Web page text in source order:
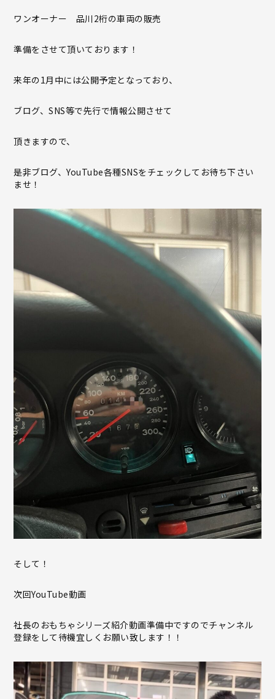
ワンオーナー 品川2桁の車両の販売
準備をさせて頂いております！
来年の1月中には公開予定となっており、
ブログ、SNS等で先行で情報公開させて
頂きますので、
是非ブログ、YouTube各種SNSをチェックしてお待ち下さい
ませ！
そして！
次回YouTube動画
社長のおもちゃシリーズ紹介動画準備中ですのでチャンネル
登録をして待機宜しくお願い致します！！